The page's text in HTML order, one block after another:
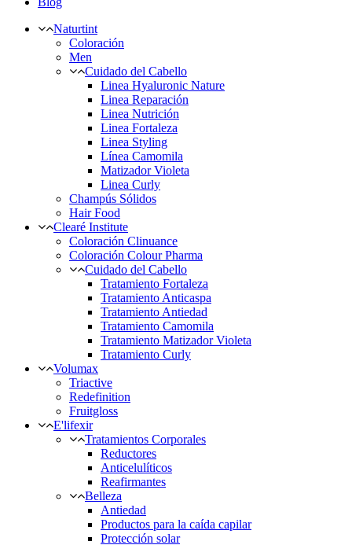
Naturtint
Coloración
Men
Cuidado del Cabello
Linea Hyaluronic Nature
Linea Reparación
Linea Nutrición
Linea Fortaleza
Linea Styling
Línea Camomila
Matizador Violeta
Linea Curly
Champús Sólidos
Hair Food
Clearé Institute
Coloración Clinuance
Coloración Colour Pharma
Cuidado del Cabello
Tratamiento Fortaleza
Tratamiento Anticaspa
Tratamiento Antiedad
Tratamiento Camomila
Tratamiento Matizador Violeta
Tratamiento Curly
Volumax
Triactive
Redefinition
Fruitgloss
E'lifexir
Tratamientos Corporales
Reductores
Anticelulíticos
Reafirmantes
Belleza
Antiedad
Productos para la caída capilar
Protección solar